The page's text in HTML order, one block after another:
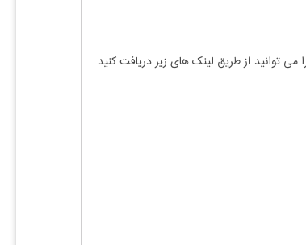
می توانید از طریق لینک های زیر دریافت کنید